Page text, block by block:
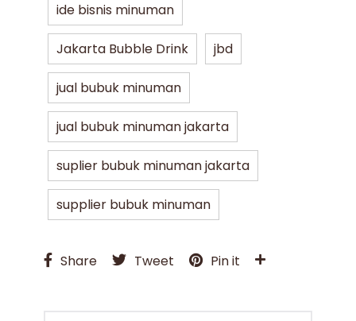
ide bisnis minuman
Jakarta Bubble Drink jbd
jual bubuk minuman
jual bubuk minuman jakarta
suplier bubuk minuman jakarta
supplier bubuk minuman
Share Tweet Pin it